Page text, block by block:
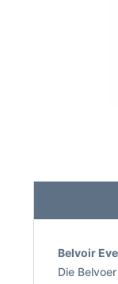
Belvoir
Die